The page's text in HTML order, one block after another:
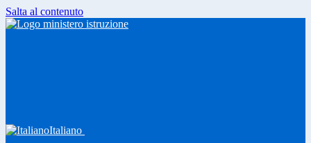
Salta al contenuto
Italiano